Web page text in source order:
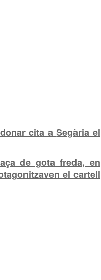
cita aSegària el
de gota freda, en
el cartell